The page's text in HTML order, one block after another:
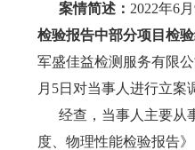
案情简述： 2022年6
检验报告中部分项目检
军盛佳益检测服务有限
月5日对当事人进行立案
经查，当事人主要从事
度、物理性能检验报告